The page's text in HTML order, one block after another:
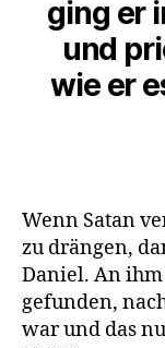
ging er
und
wie er
Wenn Satan
zu drängen,
Daniel. An
gefunden,
war und das